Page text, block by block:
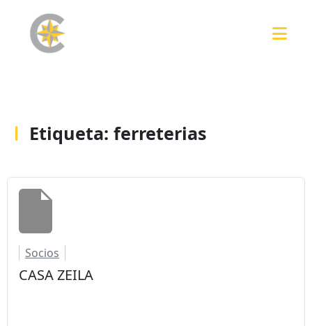
Etiqueta: ferreterias
Socios
CASA ZEILA